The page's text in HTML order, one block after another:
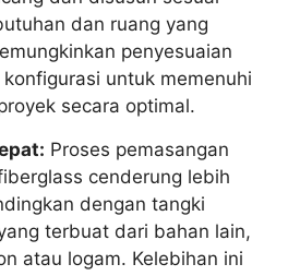
dan ruang yang
penyesuaian
untuk memenuhi
secara optimal.
Proses pemasangan
cenderung lebih
dengan tangki
terbuat dari bahan lain,
atau logam. Kelebihan ini